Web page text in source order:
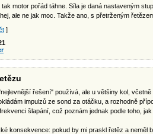
motor pořád táhne. Síla je daná nastaveným
ale ne jak moc. Takže ano, s přetrženým
]
řešení" používá, ale u většiny kol,
impulzů ze sond za otáčku, a rozhodně
šlapání, což poznám jednak podle toho,
konsekvence: pokud by mi praskl řetěz a neměl